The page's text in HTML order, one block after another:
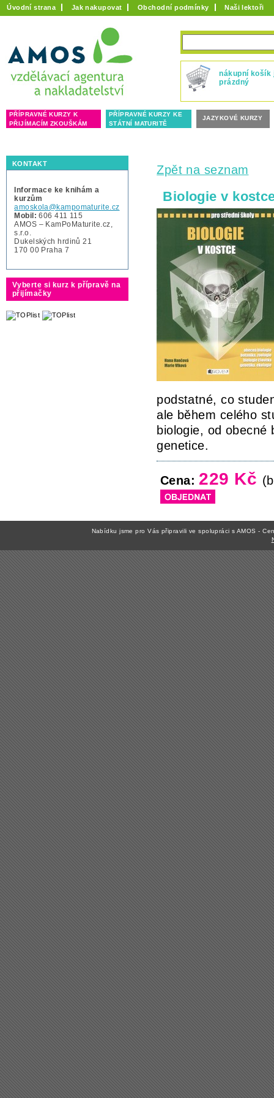
Úvodní strana Jak nakupovat Obchodní podmínky Naši lektoři
nákupní košík
prázdný
PŘÍPRAVNÉ KURZY K
PŘIJÍMACÍM ZKOUŠKÁM
PŘÍPRAVNÉ KURZY KE
STÁTNÍ MATURITĚ
JAZYKOVÉ KURZY
KONTAKT
Informace ke knihám a
kurzům
amoskola@kampomaturite.cz
Mobil: 606 411 115
AMOS – KamPoMaturite.cz,
s.r.o.
Dukelských hrdinů 21
170 00 Praha 7
Vyberte si kurz k přípravě na
přijímačky
Zpět na seznam
Biologie v
podstatné, co
ale během celého
biologie, od obecné
genetice.
Cena: 229 Kč
Nabídku jsme pro Vás připravili ve spolupráci s AMOS -